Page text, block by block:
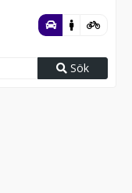
Sök